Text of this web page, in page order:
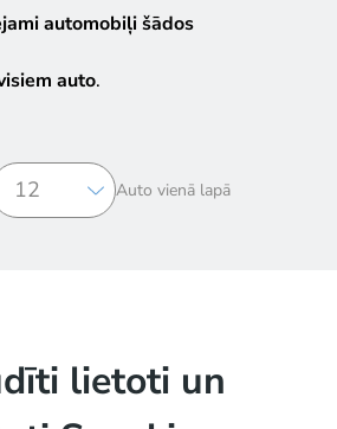
automobiļi šādos
auto.
Auto vienā lapā
lietoti un